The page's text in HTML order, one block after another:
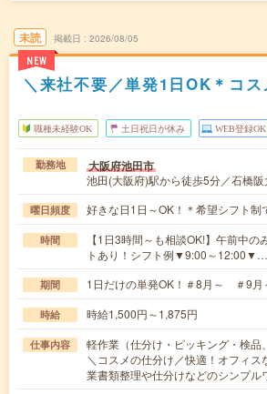
未読
NEW
掲載日 2026/08/05
＼来社不要／単発1日OK＊コ
職種未経験OK 土日祝日が休み WEB登録OK
勤務地 大阪府池田市
池田(大阪府)駅から徒歩5分／石橋
曜日頻度 好きな日1日～OK！＊希望シフト制
時間
【1日3時間～も相談OK!】午前中
トあり！シフト例▼9:00～12:00▼…
期間 1日だけの単発OK！＃8月～ ＃9月
時給 時給1,500円～1,875円
仕事内容
軽作業（仕分け・ピッキング・検品
＼コスメの仕分け／快適！オフィ
業書類整理や仕分けなどのシンプ